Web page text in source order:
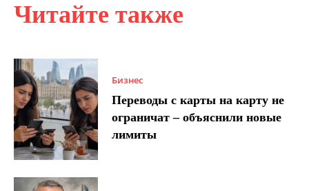
Читайте также
Бизнес
Переводы с карты на карту не
ограничат – объяснили новые
лимиты